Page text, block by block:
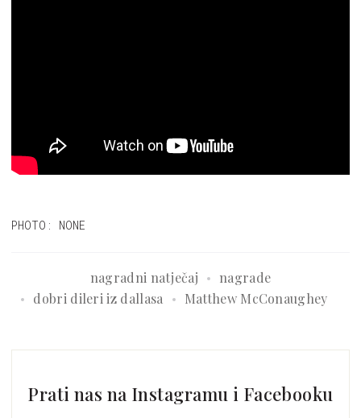
PHOTO: NONE
nagradni natječaj
nagrade
dobri dileri iz dallasa
Matthew McConaughey
Prati nas na Instagramu i Facebooku